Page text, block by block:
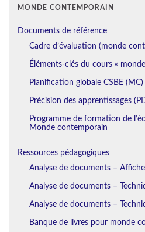
MONDE CONTEMPORAIN
Documents de référence
Cadre d’évaluation (monde
Éléments-clés du cours «
Planification globale CSBE (MC)
Précision des apprentissages
Programme de formation de
Monde contemporain
Ressources pédagogiques
Analyse de documents –
Analyse de documents –
Analyse de documents –
Banque de livres pour monde